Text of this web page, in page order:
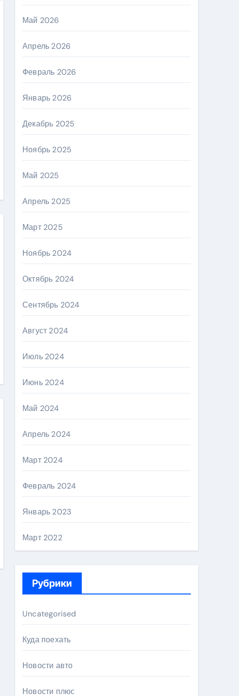
Май 2026
Апрель 2026
Февраль 2026
Январь 2026
Декабрь 2025
Ноябрь 2025
Май 2025
Апрель 2025
Март 2025
Ноябрь 2024
Октябрь 2024
Сентябрь 2024
Август 2024
Июль 2024
Июнь 2024
Май 2024
Апрель 2024
Март 2024
Февраль 2024
Январь 2023
Март 2022
Рубрики
Uncategorised
Куда поехать
Новости авто
Новости плюс